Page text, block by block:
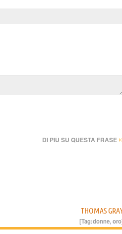
DI PIÙ SU QUESTA FRASE
THOMAS
[Tag:donne,oro